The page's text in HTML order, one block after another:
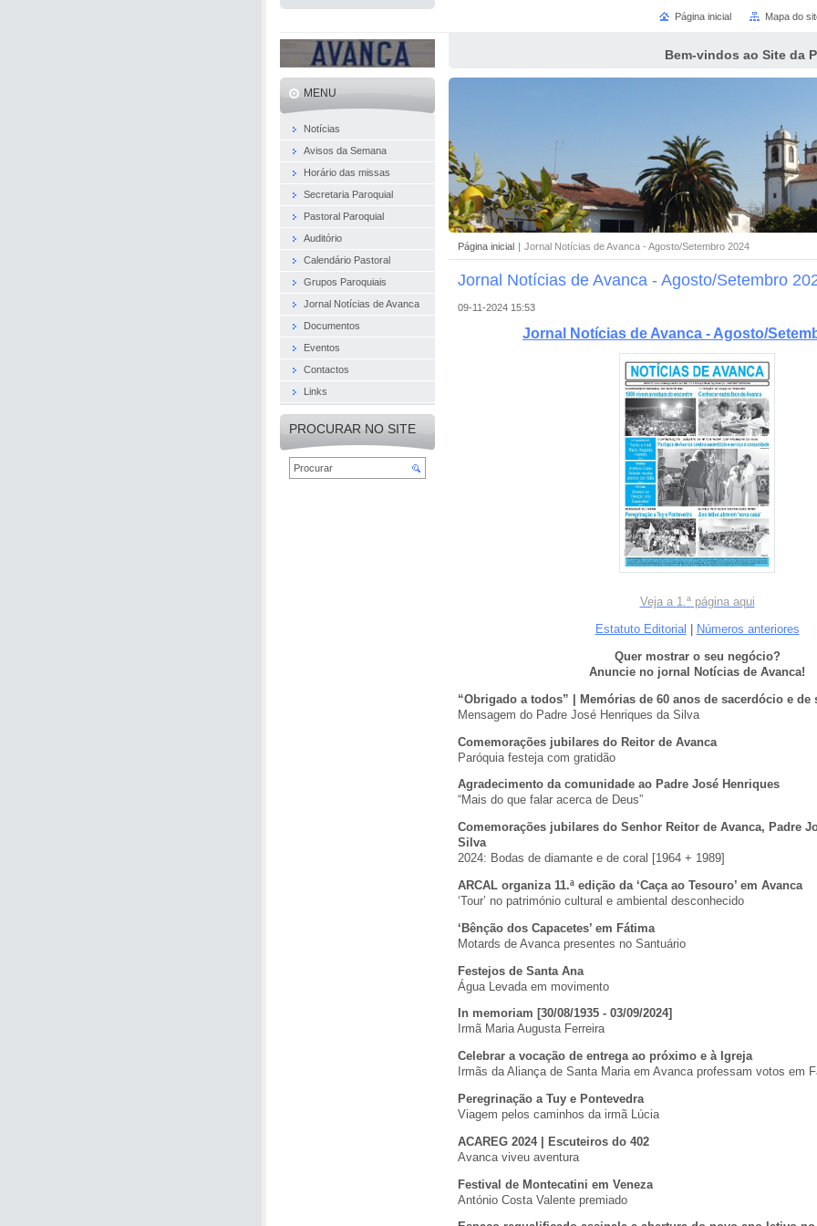
Bem-vindos ao Site da
Página inicial | Jornal Notícias de Avanca - Agosto/Setembro 2024
Jornal Notícias de Avanca - Agosto/Setembro
09-11-2024 15:53
Jornal Notícias de Avanca - Agosto/
Veja a 1.ªpágina aqui
Estatuto Editorial
Números anteriores
Quer mostrar o seu negócio?
Anuncie no jornal Notícias de Avanca!
“Obrigado a todos” | Memórias de 60 anos de sacerdócio e de
Mensagem do Padre José Henriques da Silva
Comemorações jubilares do Reitor de Avanca
Paróquia festeja com gratidão
Agradecimento da comunidade ao Padre José Henriques
“Mais do que falar acerca de Deus”
Comemorações jubilares do Senhor Reitor de Avanca, Padre
Silva
2024: Bodas de diamante e de coral [1964 + 1989]
ARCAL organiza 11.ª edição da ‘Caça ao Tesouro’ em Avanca
‘Tour’ no património cultural e ambiental desconhecido
‘Bênção dos Capacetes’ em Fátima
Motards de Avanca presentes no Santuário
Festejos de Santa Ana
Água Levada em movimento
In memoriam [30/08/1935 - 03/09/2024]
Irmã Maria Augusta Ferreira
Celebrar a vocação de entrega ao próximo e à Igreja
Irmãs da Aliança de Santa Maria em Avanca professam votos em
Peregrinação a Tuy e Pontevedra
Viagem pelos caminhos da irmã Lúcia
ACAREG 2024 | Escuteiros do 402
Avanca viveu aventura
Festival de Montecatini em Veneza
António Costa Valente premiado
MENU
Notícias
Avisos da Semana
Horário das missas
Secretaria Paroquial
Pastoral Paroquial
Auditório
Calendário Pastoral
Grupos Paroquiais
Jornal Notícias de Avanca
Documentos
Eventos
Contactos
Links
PROCURAR NO SITE
Página inicial Mapa do